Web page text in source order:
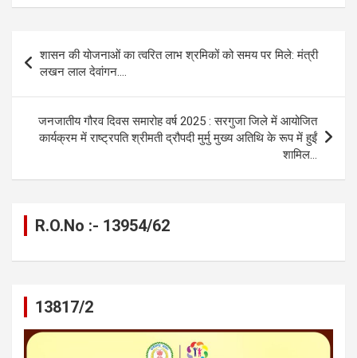
ce
o
o
k
se
n
g
er
at
s
A
p
p
e
gr
a
m
ail py
n
k
ar
e
navigation
शासन की योजनाओं का त्वरित लाभ श्रमिकों को समय पर मिले: मंत्री
लखन लाल देवांगन….
जनजातीय गौरव दिवस समारोह वर्ष 2025 : सरगुजा जिले में आयोजित
कार्यक्रम में राष्ट्रपति श्रीमती द्रौपदी मुर्मु मुख्य अतिथि के रूप में हुईं
शामिल…
R.O.No :- 13954/62
13817/2